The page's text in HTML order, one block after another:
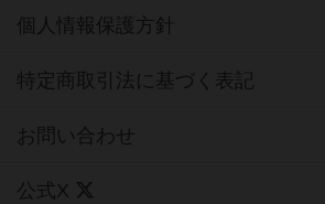
個人情報保護方針
特定商取引法に基づく表記
お問い合わせ
公式X